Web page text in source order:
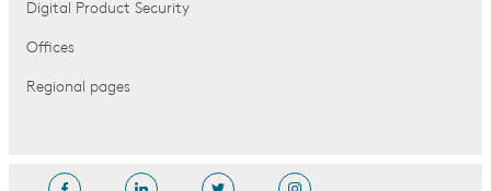
Digital Product Security
Offices
Regional pages